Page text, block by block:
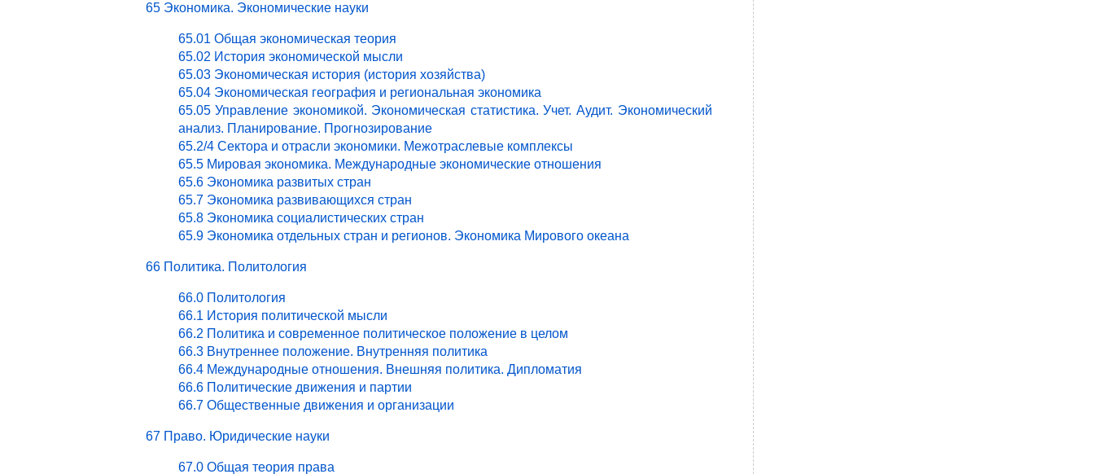
65 Экономика. Экономические науки
65.01 Общая экономическая теория
65.02 История экономической мысли
65.03 Экономическая история (история хозяйства)
65.04 Экономическая география и региональная экономика
65.05 Управление экономикой. Экономическая статистика. Учет. Аудит. Экономический
анализ. Планирование. Прогнозирование
65.2/4 Сектора и отрасли экономики. Межотраслевые комплексы
65.5 Мировая экономика. Международные экономические отношения
65.6 Экономика развитых стран
65.7 Экономика развивающихся стран
65.8 Экономика социалистических стран
65.9 Экономика отдельных стран и регионов. Экономика Мирового океана
66 Политика. Политология
66.0 Политология
66.1 История политической мысли
66.2 Политика и современное политическое положение в целом
66.3 Внутреннее положение. Внутренняя политика
66.4 Международные отношения. Внешняя политика. Дипломатия
66.6 Политические движения и партии
66.7 Общественные движения и организации
67 Право. Юридические науки
67.0 Общая теория права